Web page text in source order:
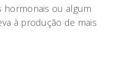
hormonais ou algum
à produção de mais